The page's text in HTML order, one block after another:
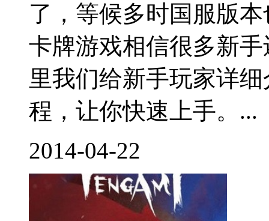
了，等候多时国服版
卡牌游戏相信很多新
里我们给新手玩家详
程，让你快速上手。...
2014-04-22